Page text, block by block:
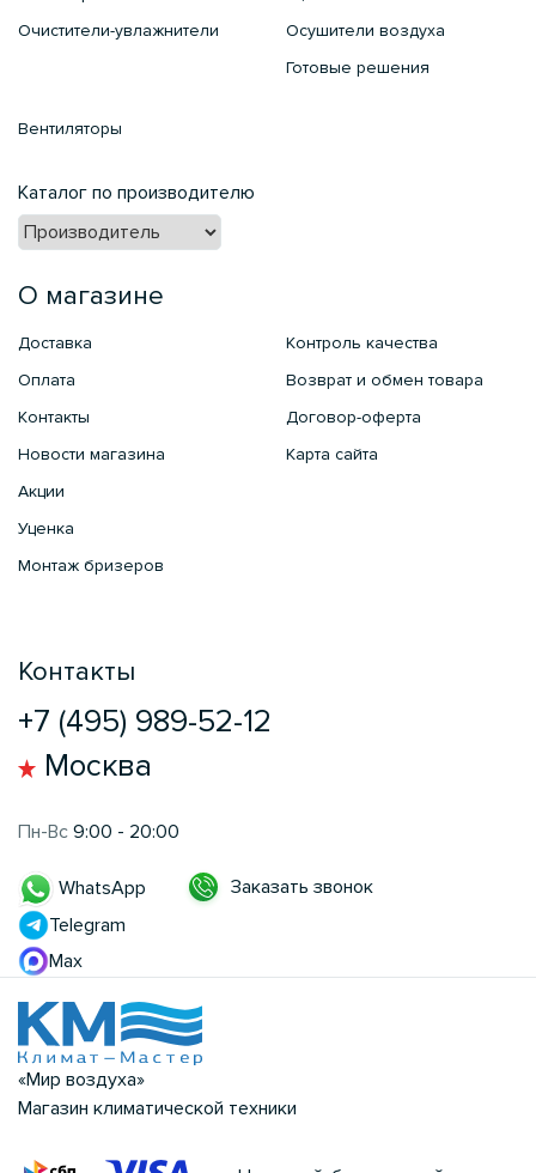
Очистители-увлажнители
Осушители воздуха
Готовые решения
Вентиляторы
Каталог по производителю
О магазине
Доставка
Оплата
Контакты
Новости магазина
Акции
Уценка
Монтаж бризеров
Контроль качества
Возврат и обмен товара
Договор-оферта
Карта сайта
Контакты
+7 (495) 989-52-12
Москва
Пн-Вс 9:00 - 20:00
WhatsApp
Telegram
Max
Заказать звонок
«Мир воздуха»
Магазин климатической техники